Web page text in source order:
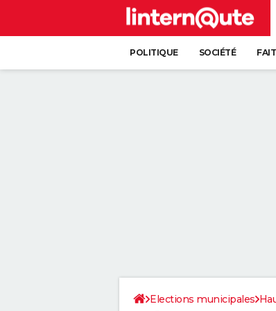
POLITIQUE SOCIÉTÉ
Elections municipales